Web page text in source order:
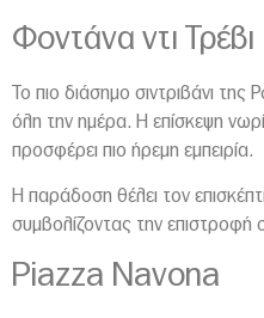
Φοντάνα ντι Τρέβι
Το πιο διάσημο σιντριβάνι
όλη την ημέρα. Η επίσκεψη
προσφέρει πιο ήρεμη εμπειρία.
Η παράδοση θέλει τον
συμβολίζοντας την επιστροφή
Piazza Navona